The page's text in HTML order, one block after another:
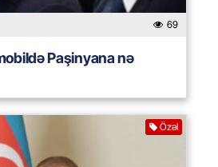
69
Paşinyana nə
Özəl